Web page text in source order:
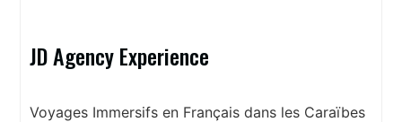
JD Agency Experience
Voyages Immersifs en Français dans les Caraïbes